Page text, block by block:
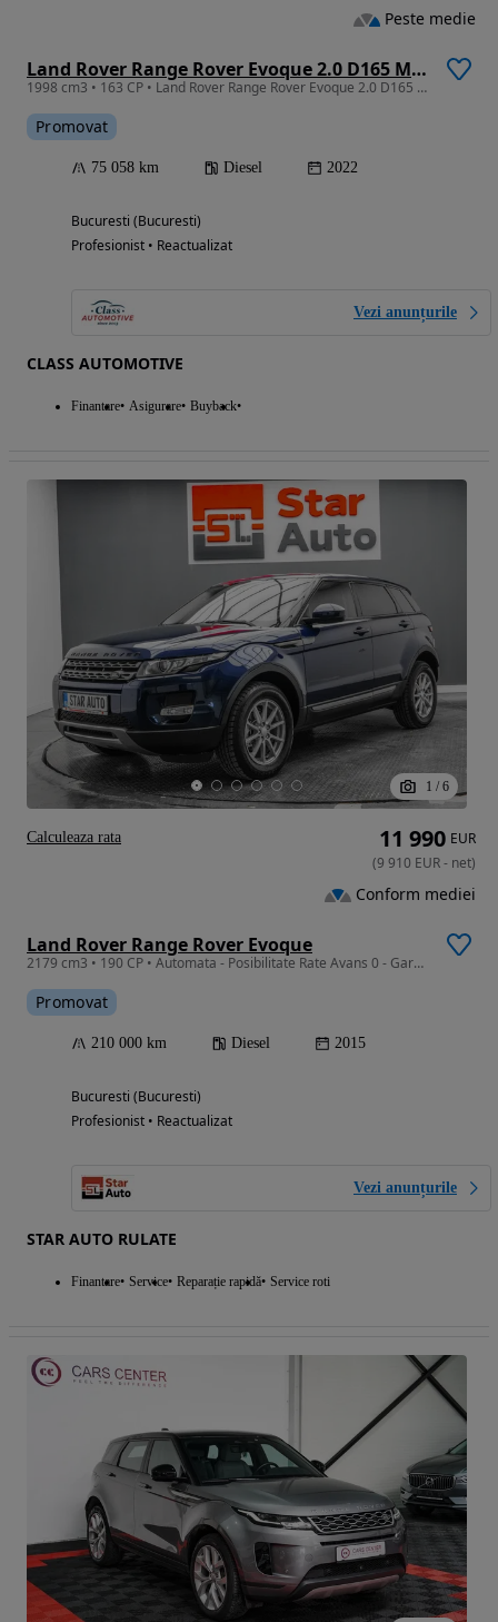
Land Rover Range Rover Evoque 2.0 D165 MHEV Dynamic SE
1998 cm3 • 163 CP • Land Rover Range Rover Evoque 2.0 D165 MHEV Dynamic SE
Promovat
75 058 km Diesel 2022
Bucuresti (Bucuresti)
Profesionist • Reactualizat
Vezi anunțurile
CLASS AUTOMOTIVE
Finantare Asigurare Buyback
Peste medie
1 / 6
Land Rover Range Rover Evoque
2179 cm3 • 190 CP • Automata - Posibilitate Rate Avans 0 - Garantie 12 Luni - IMPECABILA
Promovat
210 000 km Diesel 2015
Bucuresti (Bucuresti)
Profesionist • Reactualizat
Vezi anunțurile
STAR AUTO RULATE
Finantare Service Reparație rapidă Service roti
11 990 EUR
(9 910 EUR- net)
Conform mediei
Calculeaza rata